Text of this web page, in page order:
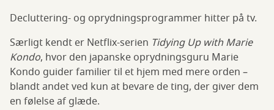
Decluttering- og oprydningsprogrammer hitter på tv.
Særligt kendt er Netflix-serien Tidying Up with Marie
Kondo, hvor den japanske oprydningsguru Marie
Kondo guider familier til et hjem med mere orden –
blandt andet ved kun at bevare de ting, der giver dem
en følelse af glæde.